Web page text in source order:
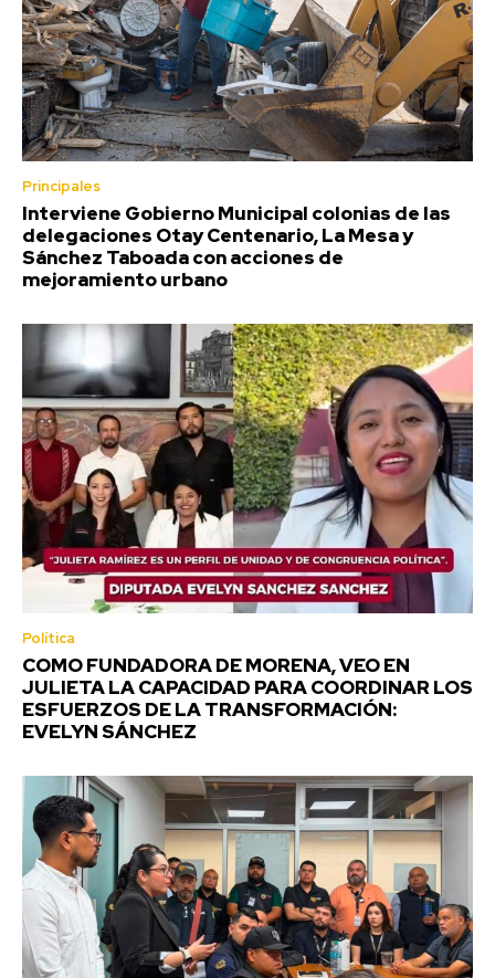
Principales
Interviene Gobierno Municipal colonias de las
delegaciones Otay Centenario, La Mesa y
Sánchez Taboada con acciones de
mejoramiento urbano
Política
COMO FUNDADORA DE MORENA, VEO EN
JULIETA LA CAPACIDAD PARA COORDINAR LOS
ESFUERZOS DE LA TRANSFORMACIÓN:
EVELYN SÁNCHEZ